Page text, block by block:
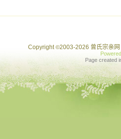
Copyright©2003-2026 曾氏宗亲
Page created